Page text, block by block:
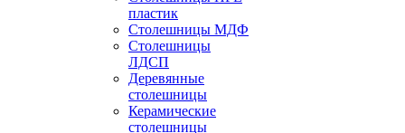
пластик
Столешницы МДФ
Столешницы
ЛДСП
Деревянные
столешницы
Керамические
столешницы